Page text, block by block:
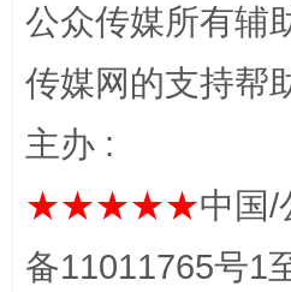
这是一记警钟！
公众传媒所有辅
传媒网的支持帮
主办 :
★★★★★中国/
备11011765号1